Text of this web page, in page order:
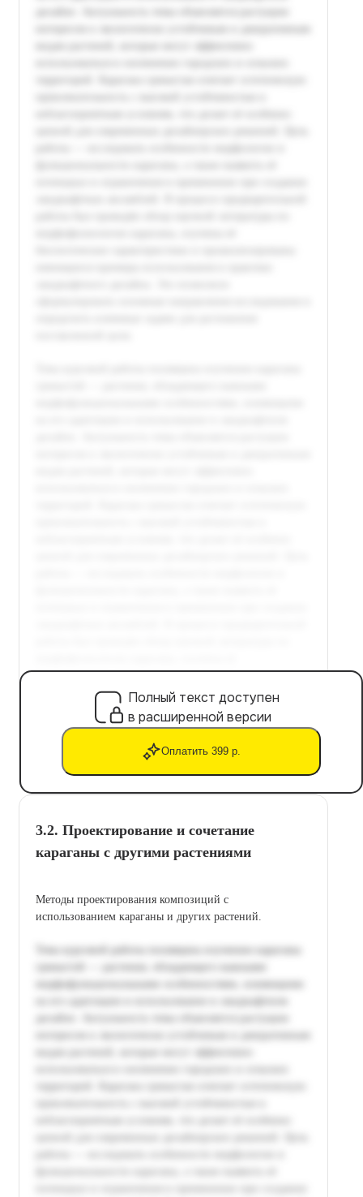
Полный текст доступен
в расширенной версии
Оплатить 399 р.
3.2. Проектирование и сочетание
караганы с другими растениями
Методы проектирования композиций с
использованием караганы и других растений.